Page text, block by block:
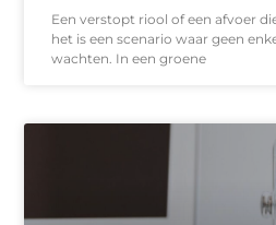
Een verstopt riool of een afvoer
het is een scenario waar geen
wachten. In een groene